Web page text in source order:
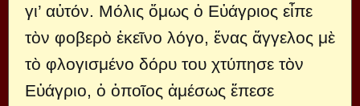
γι’ αὐτόν. Μόλις ὅμως ὁ Εὐάγριος εἶπε
τὸν φοβερὸ ἐκεῖνο λόγο, ἕνας ἄγγελος μὲ
τὸ φλογισμένο δόρυ του χτύπησε τὸν
Εὐάγριο, ὁ ὁποῖος ἀμέσως ἔπεσε